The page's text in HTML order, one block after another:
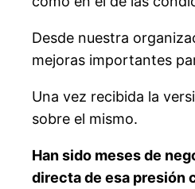
Desde nuestra
mejoras importantes
Una vez recibida la
sobre el mismo.
Han sido meses de
directa de esa presión